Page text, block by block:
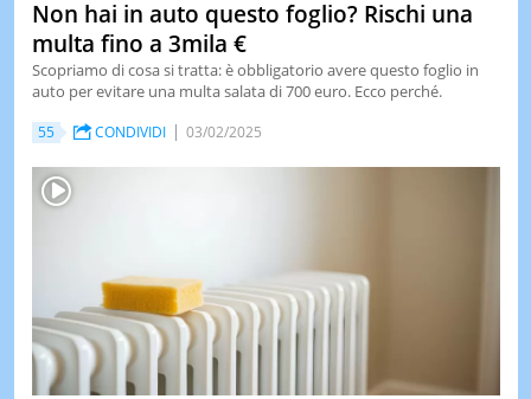
Non hai in auto questo foglio? Rischi una
multa fino a 3mila €
Scopriamo di cosa si tratta: è obbligatorio avere questo foglio in
auto per evitare una multa salata di 700 euro. Ecco perché.
55 CONDIVIDI 03/02/2025